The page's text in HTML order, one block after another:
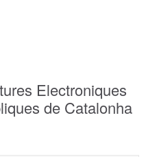
Electroniques
de Catalonha